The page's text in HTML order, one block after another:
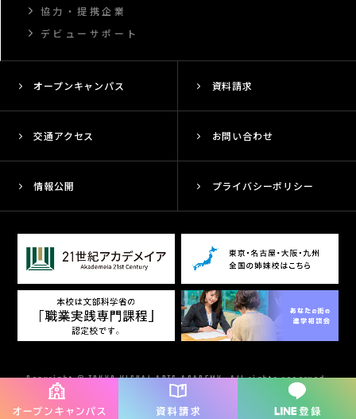
協力・提携企業
デビューサポート
オープンキャンパス 資料請求
交通アクセス お問い合わせ
情報公開 プライバシーポリシー
Copyright © TOKYO VISUAL ARTS ACADEMY. All rights reserved.